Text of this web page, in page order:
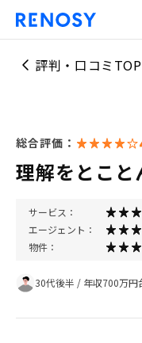
評判・口コミ
総合評価：
理解をとこと
サービス：
エージェント：
物件：
30代後半 / 年収700万円